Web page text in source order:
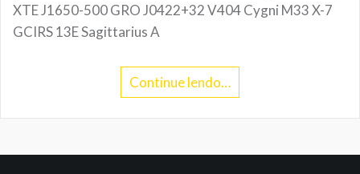
XTE J1650-500 GRO J0422+32 V404 Cygni M33 X-7
GCIRS 13E Sagittarius A
Continue lendo…